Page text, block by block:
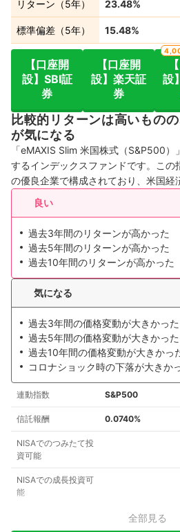
リターン（5年） 23.48%
標準偏差（5年） 15.48%
【口座開
設】SBI証
券
【口座開
設】楽天証
券
設
比較的リターンは高いもの
が気になる
「eMAXIS Slim 米国株式（S&P500
するインデックスファンドです。こ
の優良企業で構成されており、米国経
良い
過去3年間のリターンが高かった
過去5年間のリターンが高かった
過去10年間のリターンが高かった
気になる
過去3年間の価格変動が大きかった
過去5年間の価格変動が大きかった
過去10年間の価格変動が大きかっ
コロナショック時の下落が大きか
連動指数 S&P500
信託報酬 0.0740%
NISAでのつみたて投
資可能
NISAでの成長投資可
能
全部見る